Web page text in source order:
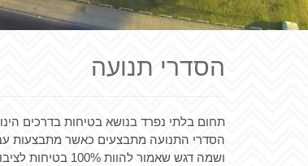
הסדרי תנועה
תחום בלתי נפרד בנושא בטיחות בדרכים
הסדרי התנועה מתבצעים כאשר מתבצעות
ושמה דגש שאמור להוות